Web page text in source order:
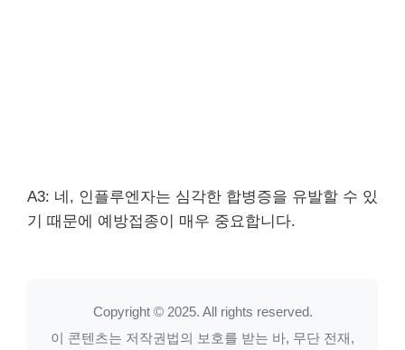
A3: 네, 인플루엔자는 심각한 합병증을 유발할 수 있
기 때문에 예방접종이 매우 중요합니다.
Copyright © 2025. All rights reserved.
이 콘텐츠는 저작권법의 보호를 받는 바, 무단 전재,